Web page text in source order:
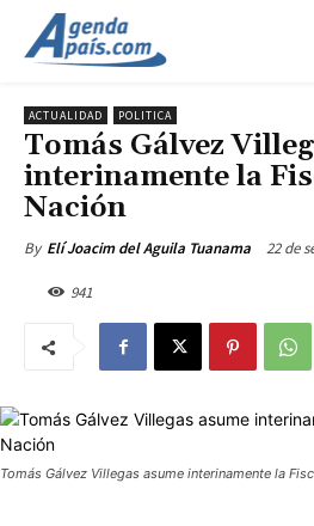
ACTUALIDAD POLITICA
Tomás Gálvez
interinamente la
Nación
By Elí Joacim del Aguila Tuanama 22 de
941
Tomás Gálvez Villegas asume interinamente la